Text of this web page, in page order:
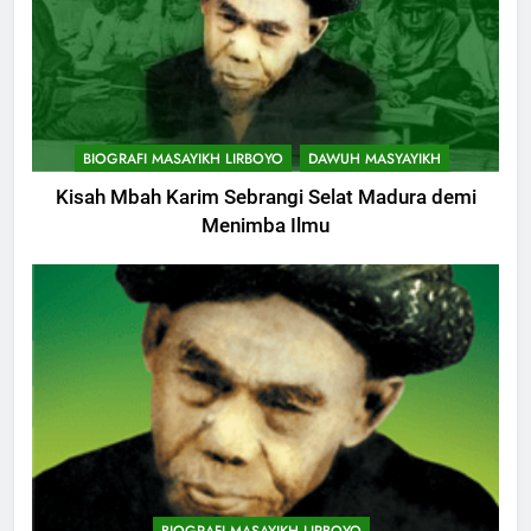
BIOGRAFI MASAYIKH LIRBOYO DAWUH MASYAYIKH
Kisah Mbah Karim Sebrangi Selat Madura demi
Menimba Ilmu
Himasal Semen Sumbang